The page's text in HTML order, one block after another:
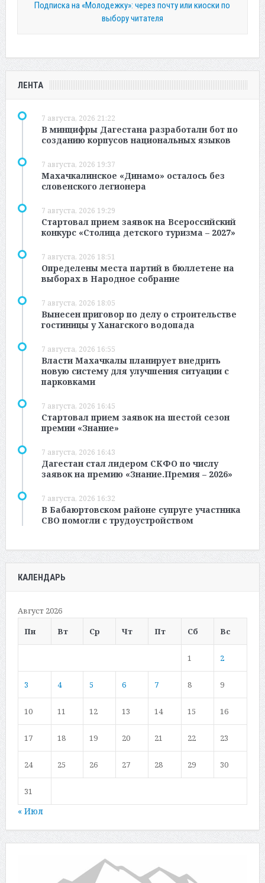
Подписка на «Молодежку»: через почту или киоски по
выбору читателя
ЛЕНТА
7 августа, 2026 21:22
В минцифры Дагестана разработали бот по
созданию корпусов национальных языков
7 августа, 2026 19:37
Махачкалинское «Динамо» осталось без
словенского легионера
7 августа, 2026 19:29
Стартовал прием заявок на Всероссийский
конкурс «Столица детского туризма – 2027»
7 августа, 2026 18:51
Определены места партий в бюллетене на
выборах в Народное собрание
7 августа, 2026 18:05
Вынесен приговор по делу о строительстве
гостиницы у Ханагского водопада
7 августа, 2026 16:55
Власти Махачкалы планирует внедрить
новую систему для улучшения ситуации с
парковками
7 августа, 2026 16:45
Стартовал прием заявок на шестой сезон
премии «Знание»
7 августа, 2026 16:43
Дагестан стал лидером СКФО по числу
заявок на премию «Знание.Премия – 2026»
7 августа, 2026 16:32
В Бабаюртовском районе супруге участника
СВО помогли с трудоустройством
КАЛЕНДАРЬ
Август 2026
Пн
Вт Ср Чт Пт Сб Вс
1 2
3 4 5 6 7 8 9
10 11 12 13 14 15 16
17 18 19 20 21 22 23
24 25 26 27 28 29 30
31
« Июл